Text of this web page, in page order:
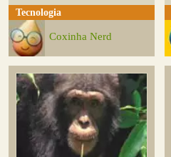
Tecnologia
Coxinha Nerd